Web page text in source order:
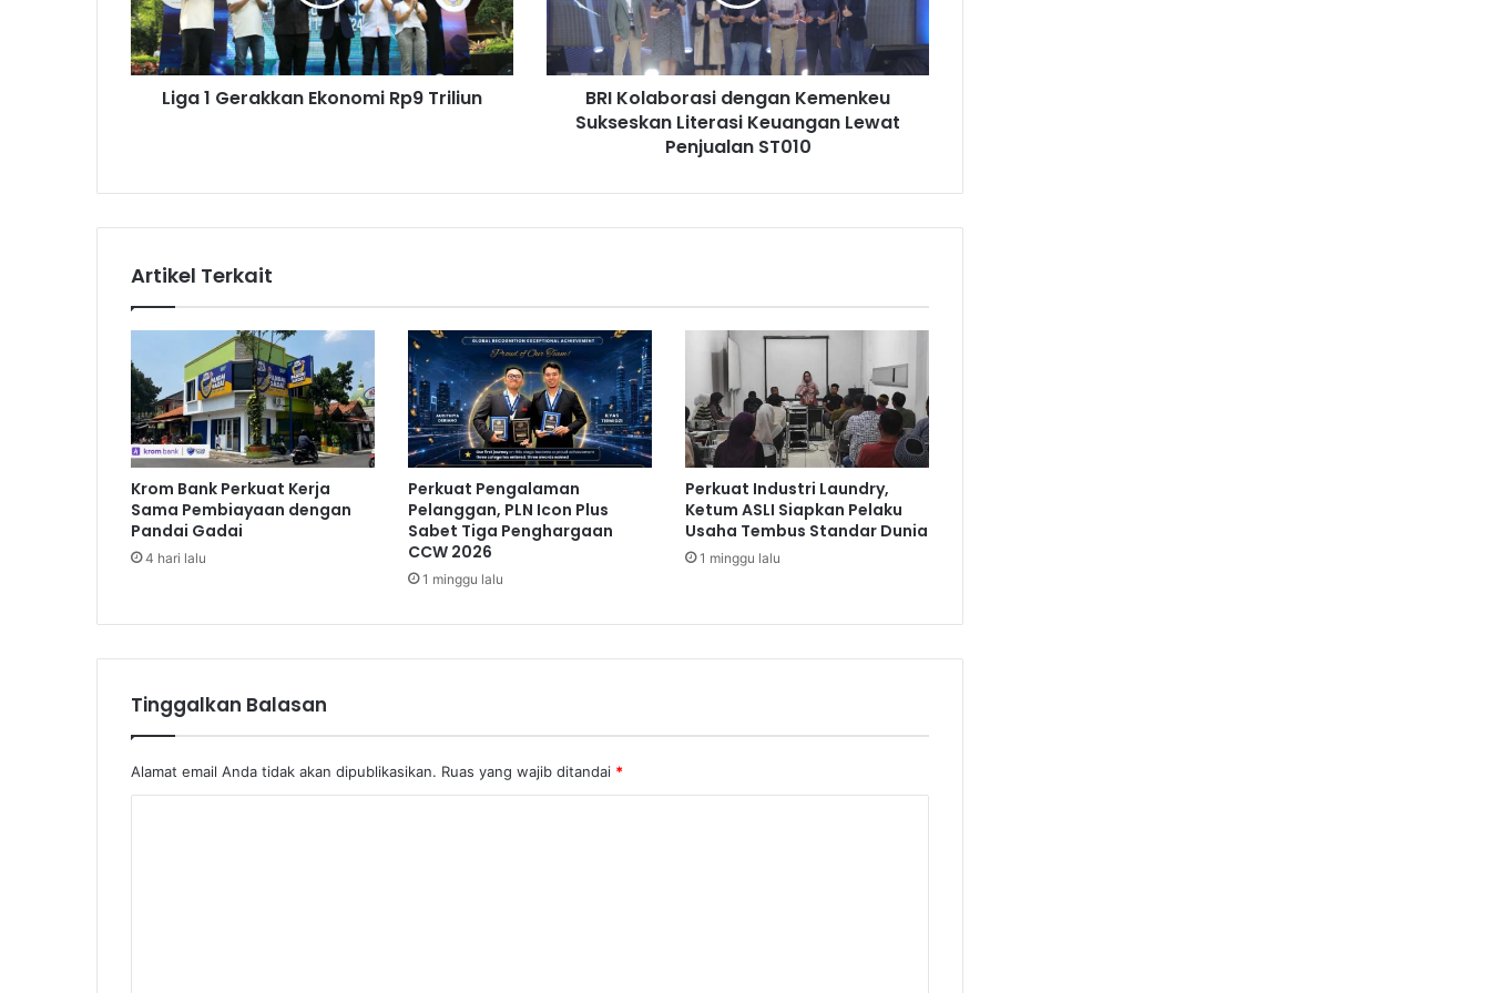
e
r
a
E
o
m
i
p
9
T
r
i
l
i
u
n
Liga 1 Gerakkan Ekonomi Rp9 Triliun
b
o
d
n
K
e
m
e
n
k
e
u
S
u
k
t
e
BRI Kolaborasi dengan Kemenkeu
Sukseskan Literasi Keuangan Lewat
Penjualan ST010
Artikel Terkait
Krom Bank Perkuat Kerja
Sama Pembiayaan dengan
Pandai Gadai
4 hari lalu
Perkuat Pengalaman
Pelanggan, PLN Icon Plus
Sabet Tiga Penghargaan
CCW 2026
1 minggu lalu
Perkuat Industri Laundry,
Ketum ASLI Siapkan Pelaku
Usaha Tembus Standar Dunia
1 minggu lalu
Tinggalkan Balasan
Alamat email Anda tidak akan dipublikasikan. Ruas yang wajib ditandai *